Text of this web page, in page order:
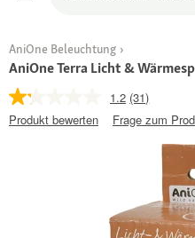
AniOne Beleuchtung
AniOne Terra Licht &
1.2 (31)
Produkt bewerten
Frage zum